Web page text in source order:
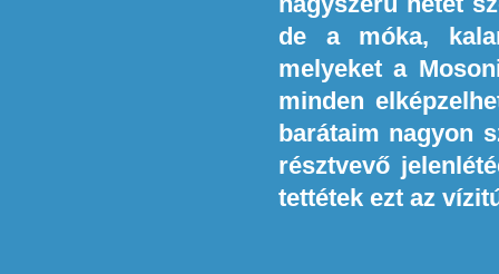
de a móka,
melyeket a
minden
barátaim nagyon
résztvevő
tettétek ezt az